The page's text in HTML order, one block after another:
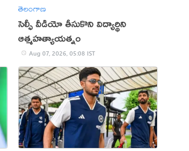
తెలంగాణ
సెల్ఫీ వీడియో తీసుకొని విద్యార్థిని
ఆత్మహత్యాయత్నం
Aug 07, 2026, 05:08 IST